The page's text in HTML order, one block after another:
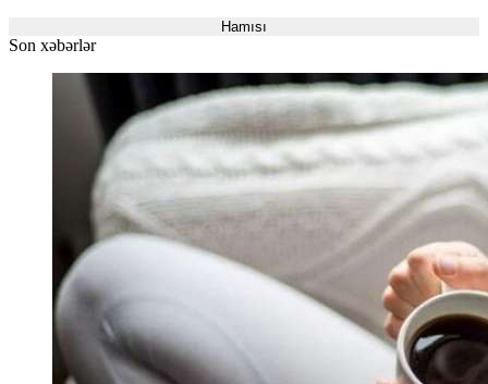
Hamısı
Son xəbərlər